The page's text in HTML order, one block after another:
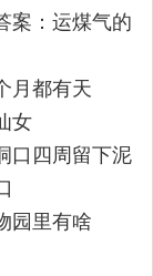
案：运煤气的
月都有天
女
口四周留下泥
园里有啥